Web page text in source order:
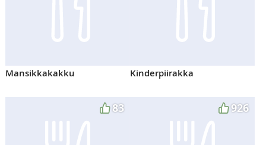
Mansikkakakku Kinderpiirakka
83 926